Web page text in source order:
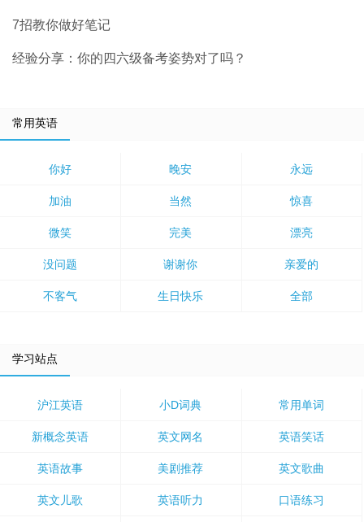
7招教你做好笔记
经验分享：你的四六级备考姿势对了吗？
常用英语
你好 晚安 永远
加油 当然 惊喜
微笑 完美 漂亮
没问题 谢谢你 亲爱的
不客气 生日快乐 全部
学习站点
沪江英语 小D词典 常用单词
新概念英语 英文网名 英语笑话
英语故事 美剧推荐 英文歌曲
英文儿歌 英语听力 口语练习